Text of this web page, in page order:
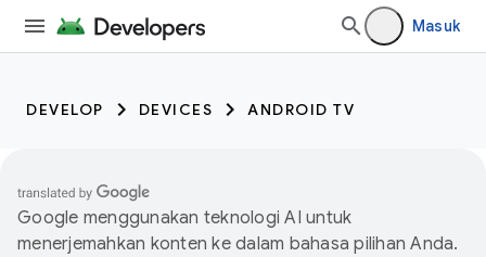
Masuk
DEVELOP DEVICES ANDROID TV
Google menggunakan teknologi AI untuk
menerjemahkan konten ke dalam bahasa pilihan Anda.